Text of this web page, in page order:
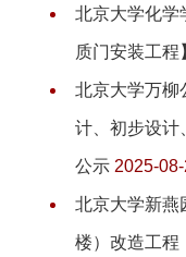
北京大学化学
质门安装工程
北京大学万柳
计、初步设计
公示 2025-
北京大学新燕
楼）改造工程